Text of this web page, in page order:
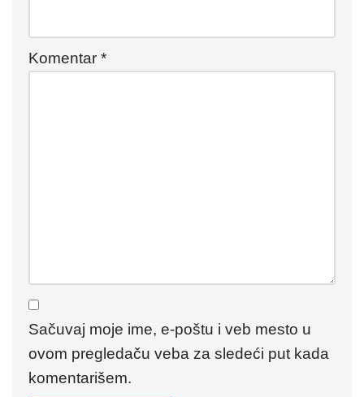
Komentar *
Sačuvaj moje ime, e-poštu i veb mesto u
ovom pregledaču veba za sledeći put kada
komentarišem.